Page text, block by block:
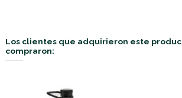
Los clientes que adquirieron este
compraron: